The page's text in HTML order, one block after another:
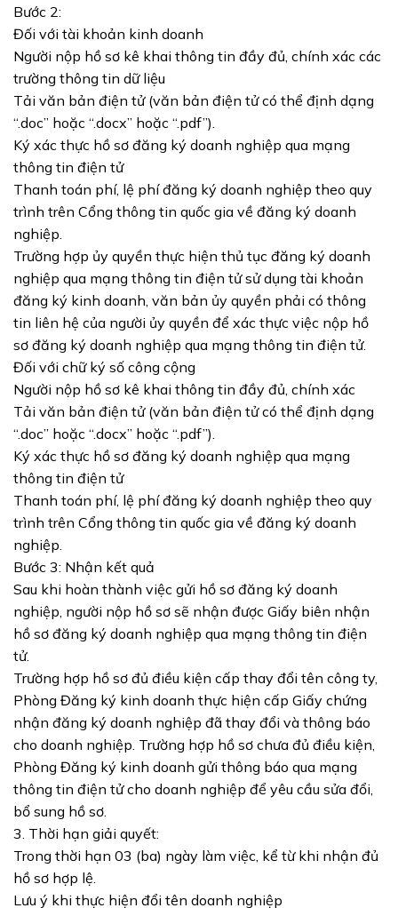
Bước 2:
Đối với tài khoản kinh doanh
Người nộp hồ sơ kê khai thông tin đầy đủ, chính xác các
trường thông tin dữ liệu
Tải văn bản điện tử (văn bản điện tử có thể định dạng
“.doc” hoặc “.docx” hoặc “.pdf”).
Ký xác thực hồ sơ đăng ký doanh nghiệp qua mạng
thông tin điện tử
Thanh toán phí, lệ phí đăng ký doanh nghiệp theo quy
trình trên Cổng thông tin quốc gia về đăng ký doanh
nghiệp.
Trường hợp ủy quyền thực hiện thủ tục đăng ký doanh
nghiệp qua mạng thông tin điện tử sử dụng tài khoản
đăng ký kinh doanh, văn bản ủy quyền phải có thông
tin liên hệ của người ủy quyền để xác thực việc nộp hồ
sơ đăng ký doanh nghiệp qua mạng thông tin điện tử.
Đối với chữ ký số công cộng
Người nộp hồ sơ kê khai thông tin đầy đủ, chính xác
Tải văn bản điện tử (văn bản điện tử có thể định dạng
“.doc” hoặc “.docx” hoặc “.pdf”).
Ký xác thực hồ sơ đăng ký doanh nghiệp qua mạng
thông tin điện tử
Thanh toán phí, lệ phí đăng ký doanh nghiệp theo quy
trình trên Cổng thông tin quốc gia về đăng ký doanh
nghiệp.
Bước 3: Nhận kết quả
Sau khi hoàn thành việc gửi hồ sơ đăng ký doanh
nghiệp, người nộp hồ sơ sẽ nhận được Giấy biên nhận
hồ sơ đăng ký doanh nghiệp qua mạng thông tin điện
tử.
Trường hợp hồ sơ đủ điều kiện cấp thay đổi tên công ty,
Phòng Đăng ký kinh doanh thực hiện cấp Giấy chứng
nhận đăng ký doanh nghiệp đã thay đổi và thông báo
cho doanh nghiệp. Trường hợp hồ sơ chưa đủ điều kiện,
Phòng Đăng ký kinh doanh gửi thông báo qua mạng
thông tin điện tử cho doanh nghiệp để yêu cầu sửa đổi,
bổ sung hồ sơ.
3. Thời hạn giải quyết:
Trong thời hạn 03 (ba) ngày làm việc, kể từ khi nhận đủ
hồ sơ hợp lệ.
Lưu ý khi thực hiện đổi tên doanh nghiệp